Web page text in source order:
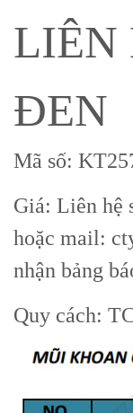
LIÊN
ĐEN
Mã số:
Giá: Liên hệ
hoặc mail:
nhận bảng
Quy cách: